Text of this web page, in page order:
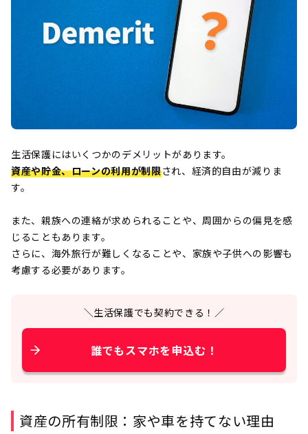
生活保護にはいくつかのデメリットがあります。
資産や貯金、ローンの利用が制限され、経済的自由が減りま
す。
また、親族への連絡が求められることや、周囲からの偏見を感
じることもあります。
さらに、海外旅行が難しくなることや、家族や子供への影響も
考慮する必要があります。
＼生活保護でも契約できる！／
誰でもスマホを申込む！
資産の所有制限：家や車を持てない理由